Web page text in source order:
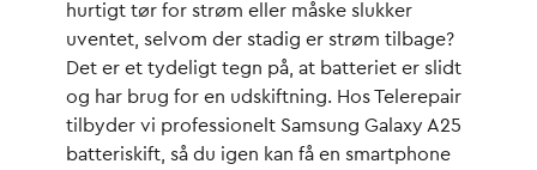
hurtigt tør for strøm eller måske slukker
uventet, selvom der stadig er strøm tilbage?
Det er et tydeligt tegn på, at batteriet er slidt
og har brug for en udskiftning. Hos Telerepair
tilbyder vi professionelt Samsung Galaxy A25
batteriskift, så du igen kan få en smartphone